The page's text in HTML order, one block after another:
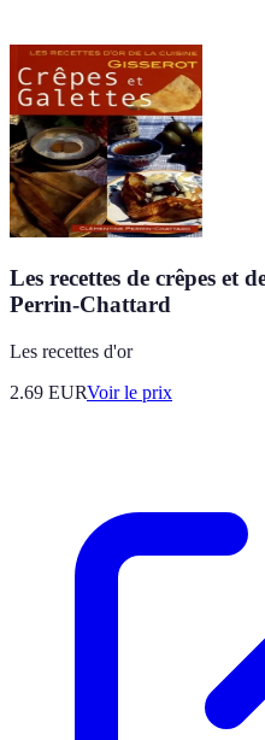
Les recettes de crêpes et
Perrin-Chattard
Les recettes d'or
2.69 EURVoir le prix